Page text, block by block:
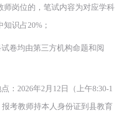
师岗位的，笔试内容为对应学科
识占20%；
卷均由第三方机构命题和阅
：2026年2月12日（上午8:30-1
报考教师持本人身份证到县教育